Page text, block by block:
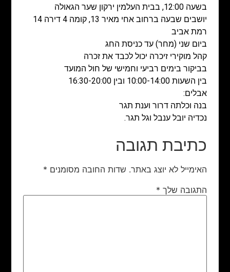
בשעה 12:00, בבית העלמין ירקון שער הגאולה
יושבים שבעה ברחוב אחי מאיר 13, קומה 4 דירה 14
רמת אביב
ביום שני (מחר) עד כניסת החג
קהל מוקירי זיכרה יכול לכבד את זכרה
בביקור בימים רביעי וחמישי של חול המועד
בין השעות 10:00-14:00 ובין 16:30-20:00
אבלים:
בנה וכלתה דרור וענת תגר
נכדיה יובל ענבל וגל תגר.
כתיבת תגובה
האימייל לא יוצג באתר. שדות החובה מסומנים *
התגובה שלך *